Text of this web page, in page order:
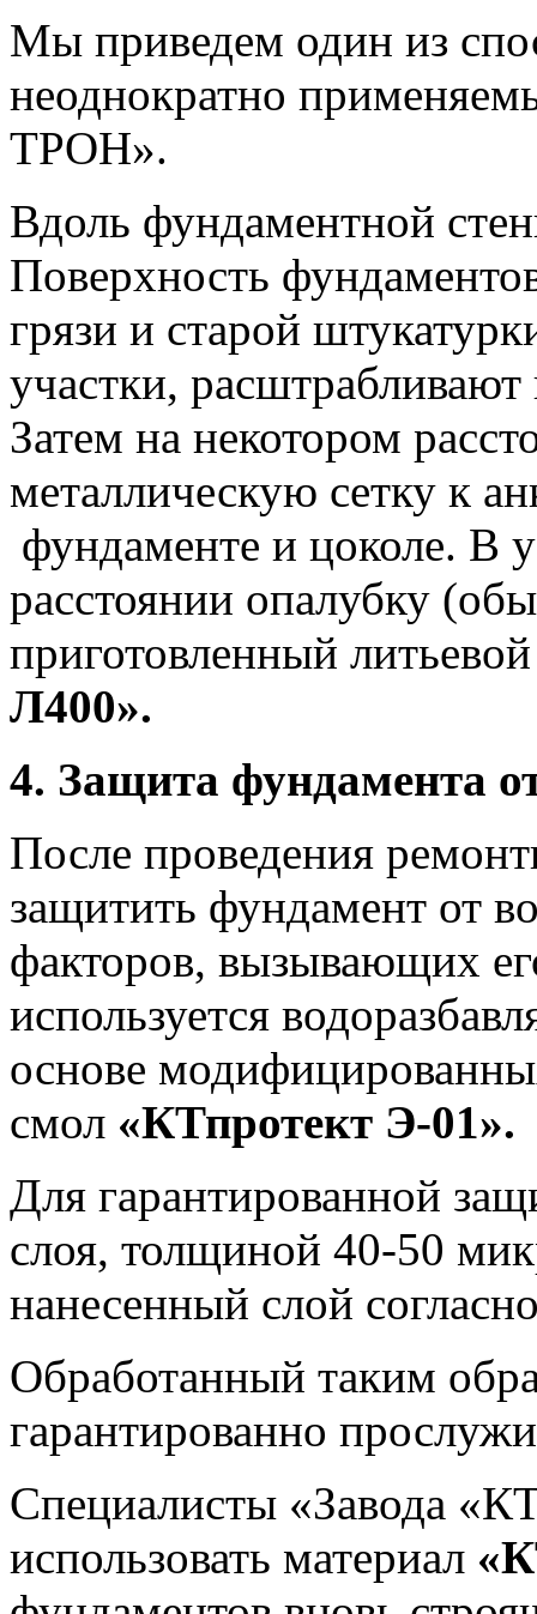
Мы приведем один из
неоднократно
ТРОН».
Вдоль фундаментной
Поверхность
грязи и старой
участки,
Затем на некотором
металлическую сетку к
фундаменте и цоколе. В
расстоянии опалубку
приготовленный
Л400».
4. Защита фундамента
После проведения
защитить фундамент от
факторов, вызывающих
используется
основе
смол «КТпротект Э-01».
Для гарантированной
слоя, толщиной 40-50
нанесенный слой
Обработанный таким
гарантированно
Специалисты «Завода
использовать материал